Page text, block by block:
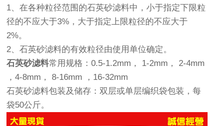
1、在各种粒径范围的石英砂滤料中，小于指定下限粒
径的不应大于3%，大于指定上限粒径的不应大于
2%。
2、石英砂滤料的有效粒径由使用单位确定。
石英砂滤料常用规格：0.5-1.2mm， 1-2mm， 2-4mm
，4-8mm， 8-16mm ，16-32mm
石英砂滤料包装及储存：双层或单层编织袋包装，每
袋50公斤。